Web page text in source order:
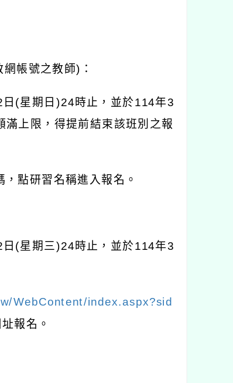
網帳號之教師) ：
日 (星期日 )24時止，並於114年3
上限，得提前結束該班別之報
點研習名稱進入報名。
日 (星期三)24時止，並於114年3
WebContent/index.aspx?sid
報名。